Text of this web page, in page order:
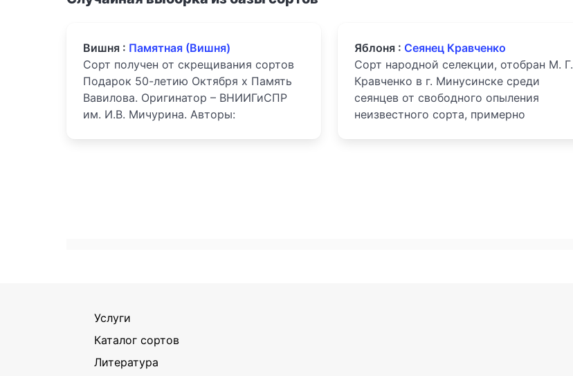
Вишня : Памятная (Вишня)
Сорт получен от скрещивания сортов
Подарок 50-летию Октября х Память
Вавилова. Оригинатор – ВНИИГиСПР
им. И.В. Мичурина. Авторы:
Яблоня : Сеянец Кравченко
Сорт народной селекции, отобран М. Г.
Кравченко в г. Минусинске среди
сеянцев от свободного опыления
неизвестного сорта, примерно
Услуги
Каталог сортов
Литература